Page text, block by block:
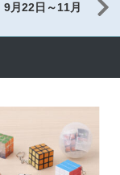
9月22日～11月